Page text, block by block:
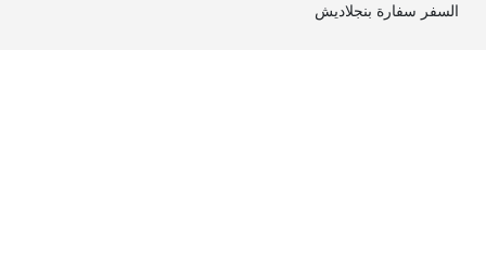
السفر سفارة بنجلاديش